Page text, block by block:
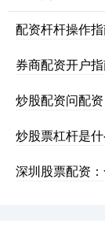
配资杆杆操作
券商配资开户
炒股配资问配
炒股票杠杆是
深圳股票配资